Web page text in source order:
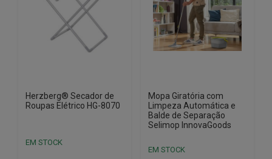
Herzberg® Secador de
Roupas Elétrico HG-8070
EM STOCK
Mopa Giratória com
Limpeza Automática e
Balde de Separação
Selimop InnovaGoods
EM STOCK